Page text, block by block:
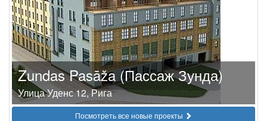
Zundas Pasāža (Пассаж Зунда)
Улица Уденс 12, Рига
Посмотреть все новые проекты